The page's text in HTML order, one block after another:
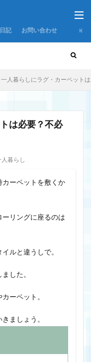
日記 お問い合わせ
一人暮らしにラグ・カーペット
は必要？不必
人暮らし
カーペットを敷くか
リングに座るのは
ルと違うしで。
した。
ーペット。
ましょう。